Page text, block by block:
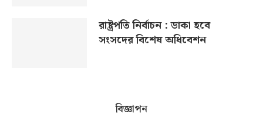
রাষ্ট্রপতি নির্বাচন : ডাকা হবে
সংসদের বিশেষ অধিবেশন
বিজ্ঞাপন